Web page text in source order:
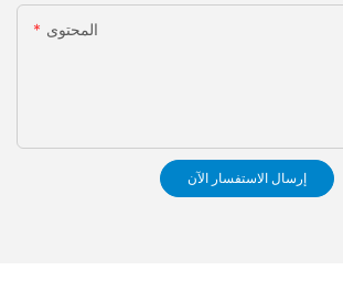
المحتوى
إرسال الاستفسار الآن